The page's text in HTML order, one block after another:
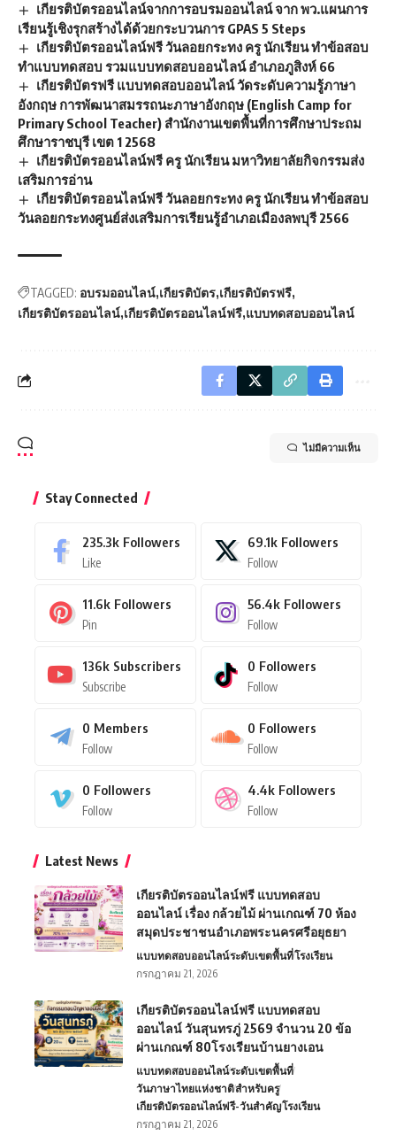
เกียรติบัตรออนไลน์จากการอบรมออนไลน์ จาก พว.แผนการ
เรียนรู้เชิงรุกสร้างได้ด้วยกระบวนการ GPAS 5 Steps
เกียรติบัตรออนไลน์ฟรี วันลอยกระทง ครู นักเรียน ทำข้อสอบ
ทำแบบทดสอบ รวมแบบทดสอบออนไลน์ อำเภอภูสิงห์ 66
เกียรติบัตรฟรี แบบทดสอบออนไลน์ วัดระดับความรู้ภาษา
อังกฤษ การพัฒนาสมรรถนะภาษาอังกฤษ (English Camp for
Primary School Teacher) สำนักงานเขตพื้นที่การศึกษาประถม
ศึกษาราชบุรี เขต 1 2568
เกียรติบัตรออนไลน์ฟรี ครู นักเรียน มหาวิทยาลัยกิจกรรมส่ง
เสริมการอ่าน
เกียรติบัตรออนไลน์ฟรี วันลอยกระทง ครู นักเรียน ทำข้อสอบ
วันลอยกระทงศูนย์ส่งเสริมการเรียนรู้อำเภอเมืองลพบุรี 2566
TAGGED: อบรมออนไลน์ เกียรติบัตร เกียรติบัตรฟรี
เกียรติบัตรออนไลน์ เกียรติบัตรออนไลน์ฟรี แบบทดสอบออนไลน์
ไม่มีความเห็น
Stay Connected
235.3k Followers
Like
69.1k Followers
Follow
11.6k Followers
Pin
56.4k Followers
Follow
136k Subscribers
Subscribe
0 Followers
Follow
0 Members
Follow
0 Followers
Follow
0 Followers
Follow
4.4k Followers
Follow
Latest News
เกียรติบัตรออนไลน์ฟรี แบบทดสอบ
ออนไลน์ เรื่อง กล้วยไม้ ผ่านเกณฑ์ 70 ห้อง
สมุดประชาชนอำเภอพระนครศรีอยุธยา
แบบทดสอบออนไลน์ระดับเขตพื้นที่โรงเรียน
กรกฎาคม 21, 2026
เกียรติบัตรออนไลน์ฟรี แบบทดสอบ
ออนไลน์ วันสุนทรภู่ 2569 จำนวน 20 ข้อ
ผ่านเกณฑ์ 80โรงเรียนบ้านยางเอน
แบบทดสอบออนไลน์ระดับเขตพื้นที่
วันภาษาไทยแห่งชาติสำหรับครู
เกียรติบัตรออนไลน์ฟรี-วันสำคัญโรงเรียน
กรกฎาคม 21, 2026